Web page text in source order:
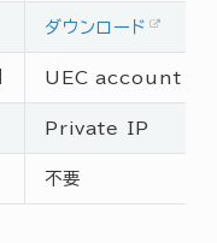
ダウンロード
UEC account
Private IP
不要